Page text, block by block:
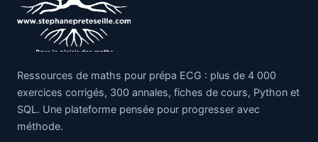
Ressources de maths pour prépa ECG : plus de 4 000
exercices corrigés, 300 annales, fiches de cours, Python et
SQL. Une plateforme pensée pour progresser avec
méthode.